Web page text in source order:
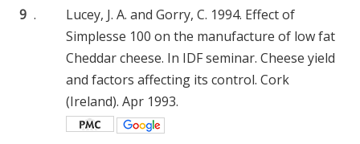
9 .
Lucey, J. A. and Gorry, C. 1994. Effect of
Simplesse 100 on the manufacture of low fat
Cheddar cheese. In IDF seminar. Cheese yield
and factors affecting its control. Cork
(Ireland). Apr 1993.